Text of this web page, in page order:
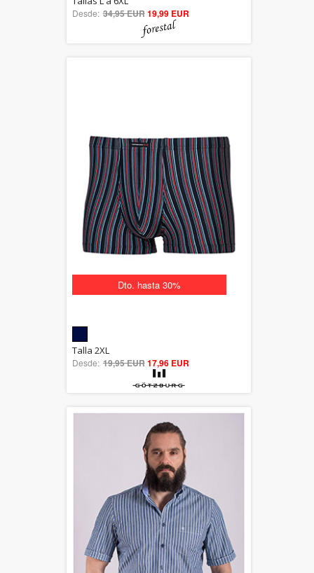
out of 5
Desde: 34,95 EUR19,99 EUR
Dto. hasta 30%
out of 5
Talla 2XL
Desde: 19,95 EUR17,96 EUR